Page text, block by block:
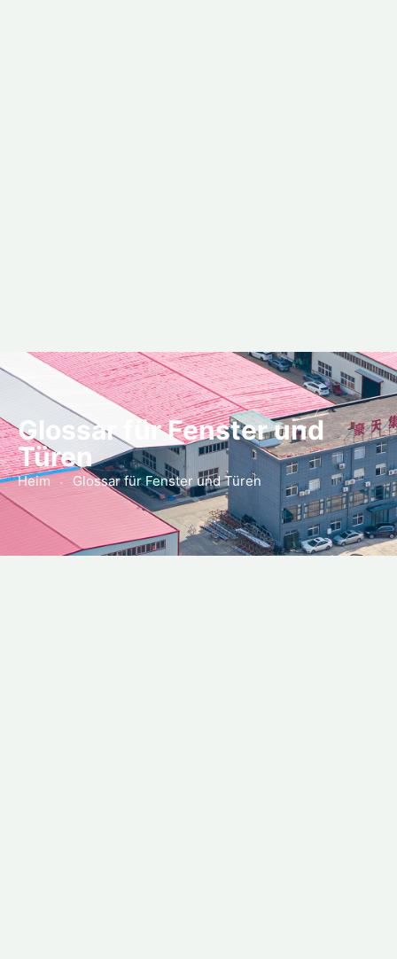
Glossar für Fenster und
Türen
Heim - Glossar für Fenster und Türen